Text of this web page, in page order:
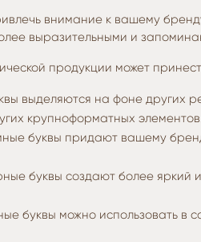
внимание к вашему
выразительными и
продукции может
выделяются на фоне других
крупноформатных
буквы придают вашему
буквы создают более
буквы можно использовать в